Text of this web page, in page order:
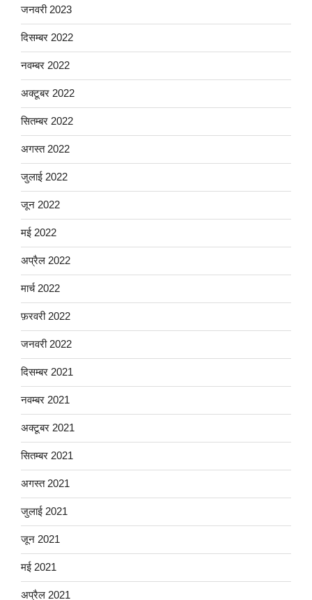
जनवरी 2023
दिसम्बर 2022
नवम्बर 2022
अक्टूबर 2022
सितम्बर 2022
अगस्त 2022
जुलाई 2022
जून 2022
मई 2022
अप्रैल 2022
मार्च 2022
फ़रवरी 2022
जनवरी 2022
दिसम्बर 2021
नवम्बर 2021
अक्टूबर 2021
सितम्बर 2021
अगस्त 2021
जुलाई 2021
जून 2021
मई 2021
अप्रैल 2021